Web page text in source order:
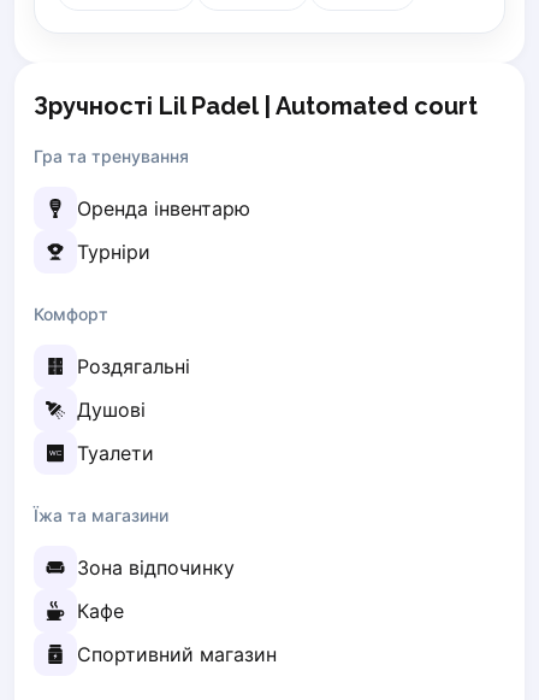
Warsaw
Wyszkow
Zabrze
Zielona Gora
Bucharest
Alicante
Chernivtsi
Ivano-Frankivsk
Kharkiv
Khmelnytskyi
Kryvyi Rih
Lutsk
Odesa
Rivne
Uzhhorod
Зручності Lil Padel | Automated court
Гра та тренування
Оренда інвентарю
Турніри
Комфорт
Роздягальні
Душові
Туалети
Їжа та магазини
Зона відпочинку
Кафе
Спортивний магазин